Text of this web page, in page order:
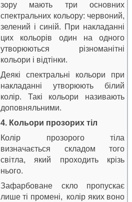
зору мають три основних
спектральних кольору: червоний,
зелений і синій. При накладанні
цих кольорів один на одного
утворюються різноманітні
кольори і відтінки.
Деякі спектральні кольори при
накладанні утворюють білий
колір. Такі кольори називають
доповняльними.
4. Кольори прозорих тіл
Колір прозорого тіла
визначається складом того
світла, який проходить крізь
нього.
Зафарбоване скло пропускає
лише ті промені, колір яких воно